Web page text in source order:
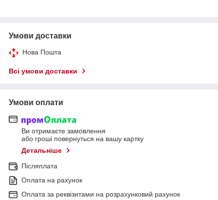
Умови доставки
Нова Пошта
Всі умови доставки
Умови оплати
Ви отримаєте замовлення
або гроші повернуться на вашу картку
Детальніше
Післяплата
Оплата на рахунок
Оплата за реквізитами на розрахунковий рахунок